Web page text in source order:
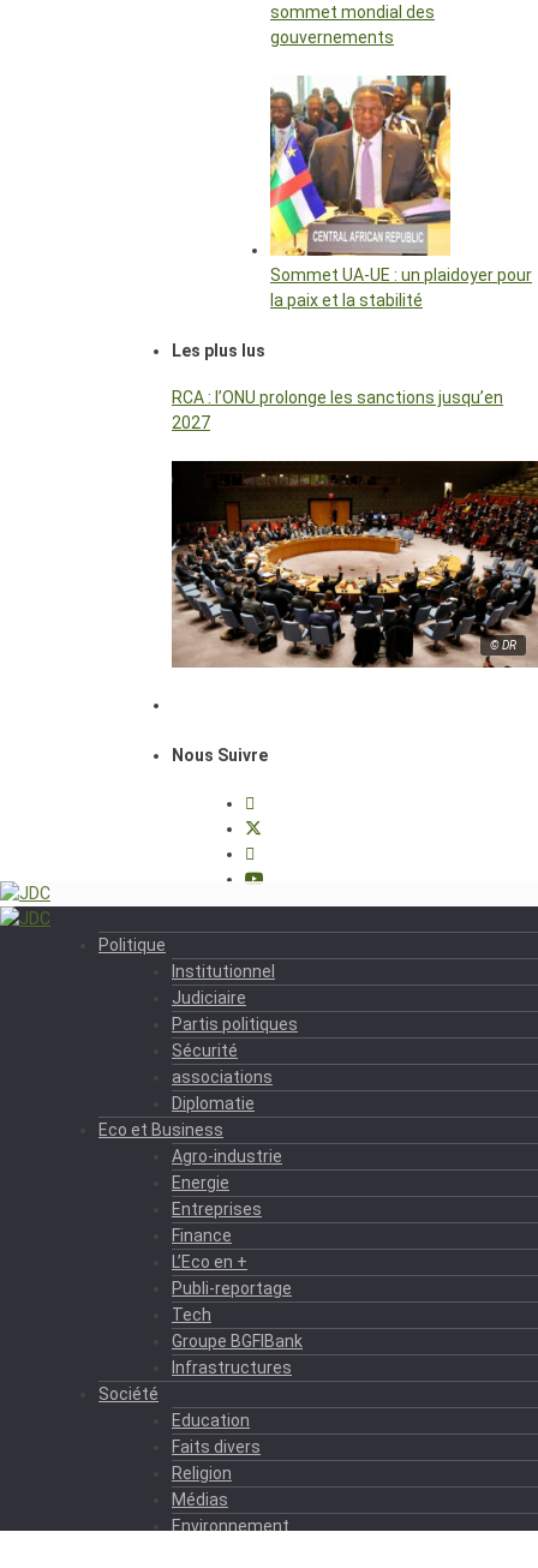
sommet mondial des
gouvernements
Sommet UA-UE : un plaidoyer pour
la paix et la stabilité
Les plus lus
RCA : l’ONU prolonge les sanctions jusqu’en
2027
© DR
Nous Suivre
Politique
Institutionnel
Judiciaire
Partis politiques
Sécurité
associations
Diplomatie
Eco et Business
Agro-industrie
Energie
Entreprises
Finance
L’Eco en +
Publi-reportage
Tech
Groupe BGFIBank
Infrastructures
Société
Education
Faits divers
Religion
Médias
Environnement